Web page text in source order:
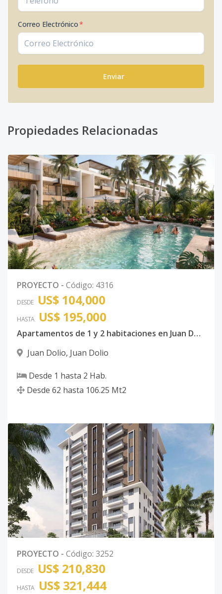
Correo Electrónico*
Enviar
Propiedades Relacionadas
PROYECTO - Código: 4316
DESDE US$ 104,000
HASTA US$ 195,000
Apartamentos de 1 y 2 habitaciones en Juan Dolio
Juan Dolio, Juan Dolio
Desde 1 hasta 2 Hab.
Desde 62 hasta 106.25 Mt2
PROYECTO - Código: 3252
DESDE US$ 210,830
HASTA US$ 321,444